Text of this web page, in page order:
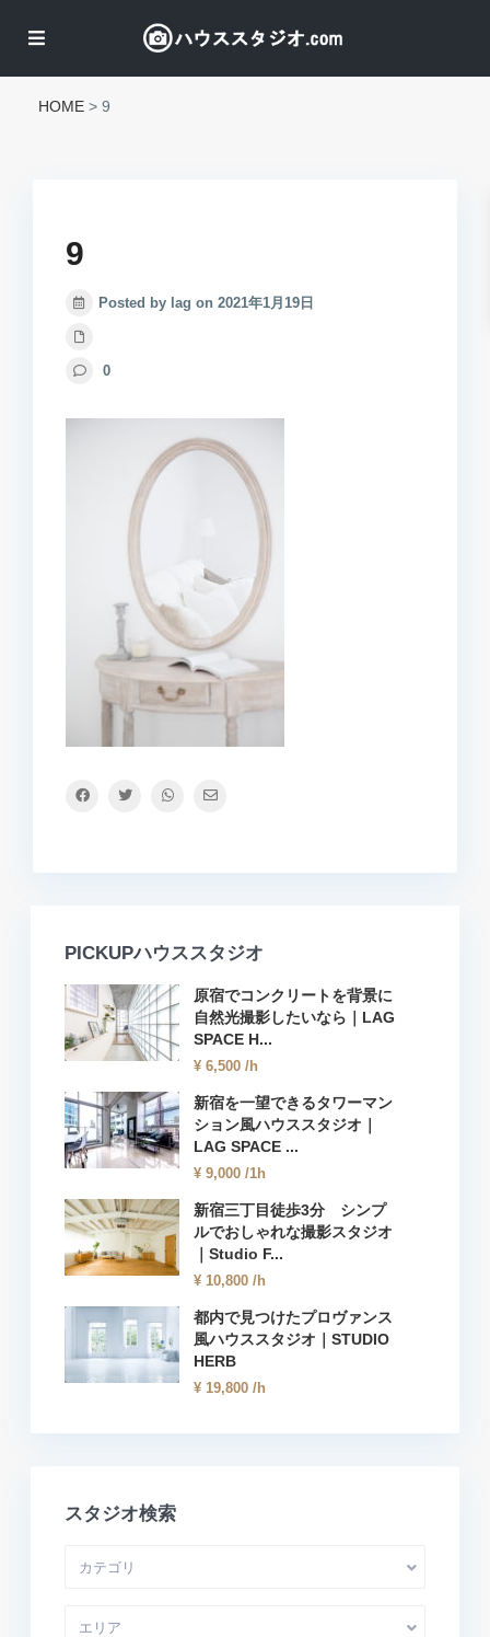
HOME > 9
9
Posted by lag on 2021年1月19日
0
PICKUPハウススタジオ
原宿でコンクリートを背景に
自然光撮影したいなら｜LAG
SPACE H...
¥ 6,500 /h
新宿を一望できるタワーマン
ション風ハウススタジオ｜
LAG SPACE ...
¥ 9,000 /1h
新宿三丁目徒歩3分 シンプ
ルでおしゃれな撮影スタジオ
｜Studio F...
¥ 10,800 /h
都内で見つけたプロヴァンス
風ハウススタジオ｜STUDIO
HERB
¥ 19,800 /h
スタジオ検索
カテゴリ
エリア